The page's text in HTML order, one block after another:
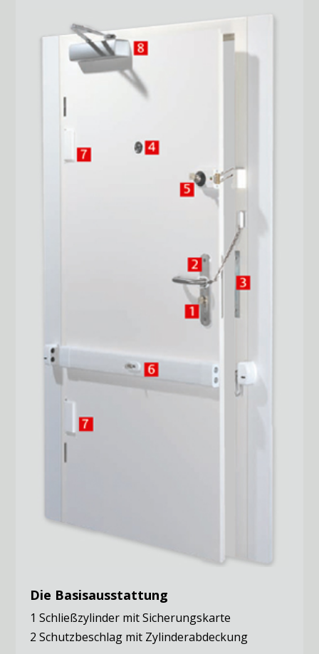
Die Basisausstattung
1 Schließzylinder mit Sicherungskarte
2 Schutzbeschlag mit Zylinderabdeckung